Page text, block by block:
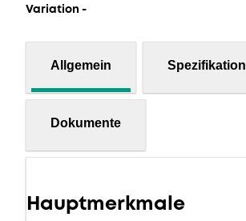
Variation -
Allgemein Spezifikation
Dokumente
Hauptmerkmale